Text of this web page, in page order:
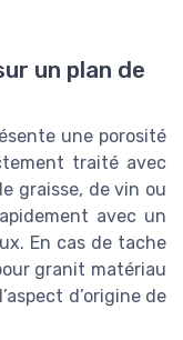
un plan de
une porosité
traité avec
graisse, de vin ou
avec un
En cas de tache
granit matériau
d’origine de